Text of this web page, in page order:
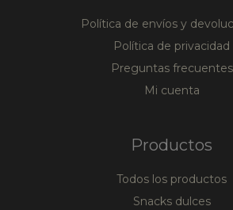
Política de envíos y
Política de privacidad
Preguntas frecuentes
Mi cuenta
Productos
Todos los productos
Snacks dulces